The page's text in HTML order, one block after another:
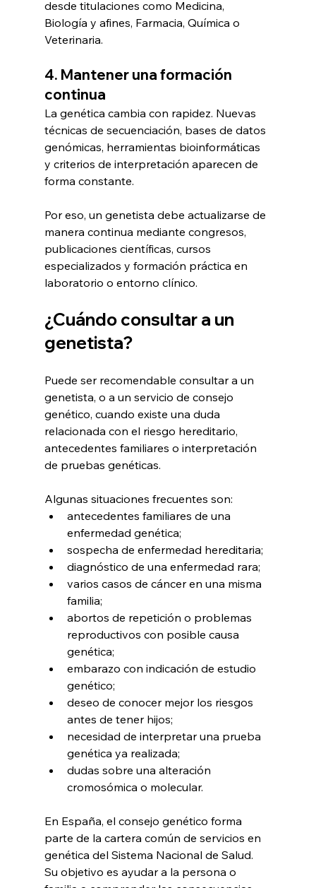
desde titulaciones como Medicina,
Biología y afines, Farmacia, Química o
Veterinaria.
4. Mantener una formación
continua
La genética cambia con rapidez. Nuevas
técnicas de secuenciación, bases de datos
genómicas, herramientas bioinformáticas
y criterios de interpretación aparecen de
forma constante.
Por eso, un genetista debe actualizarse de
manera continua mediante congresos,
publicaciones científicas, cursos
especializados y formación práctica en
laboratorio o entorno clínico.
¿Cuándo consultar a un
genetista?
Puede ser recomendable consultar a un
genetista, o a un servicio de consejo
genético, cuando existe una duda
relacionada con el riesgo hereditario,
antecedentes familiares o interpretación
de pruebas genéticas.
Algunas situaciones frecuentes son:
antecedentes familiares de una
enfermedad genética;
sospecha de enfermedad hereditaria;
diagnóstico de una enfermedad rara;
varios casos de cáncer en una misma
familia;
abortos de repetición o problemas
reproductivos con posible causa
genética;
embarazo con indicación de estudio
genético;
deseo de conocer mejor los riesgos
antes de tener hijos;
necesidad de interpretar una prueba
genética ya realizada;
dudas sobre una alteración
cromosómica o molecular.
En España, el consejo genético forma
parte de la cartera común de servicios en
genética del Sistema Nacional de Salud.
Su objetivo es ayudar a la persona o